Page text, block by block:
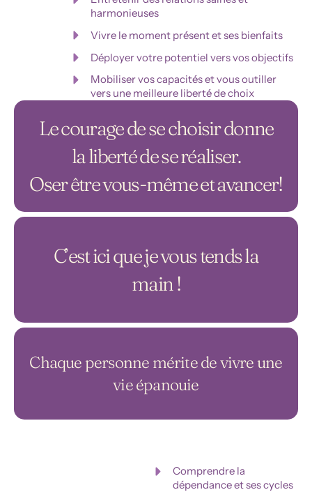
harmonieuses
Vivre le moment présent et ses bienfaits
Déployer votre potentiel vers vos objectifs
Mobiliser vos capacités et vous outiller
vers une meilleure liberté de choix
Le courage de se choisir donne
la liberté de se réaliser.
Oser être vous-même et avancer!
C’est ici que je vous tends la
main !​
Chaque personne mérite de vivre une
vie épanouie
Comprendre la
dépendance et ses cycles